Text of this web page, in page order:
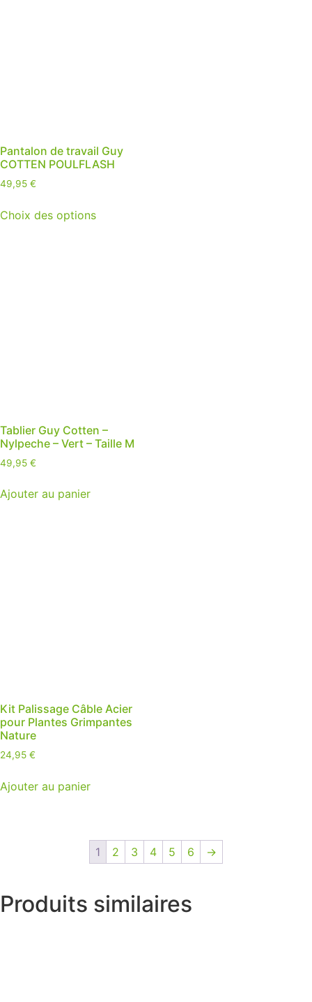
Pantalon de travail Guy
COTTEN POULFLASH
49,95 €
Choix des options
Tablier Guy Cotten –
Nylpeche – Vert – Taille M
49,95 €
Ajouter au panier
Kit Palissage Câble Acier
pour Plantes Grimpantes
Nature
24,95 €
Ajouter au panier
1 2 3 4 5 6 →
Produits similaires